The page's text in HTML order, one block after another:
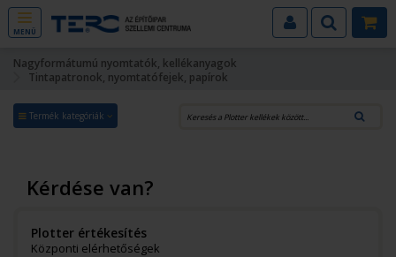
MENÜ
Nagyformátumú nyomtatók, kellékanyagok
Tintapatronok, nyomtatófejek, papírok
Termék kategóriák
Kérdése van?
Plotter értékesítés
Központi elérhetőségek